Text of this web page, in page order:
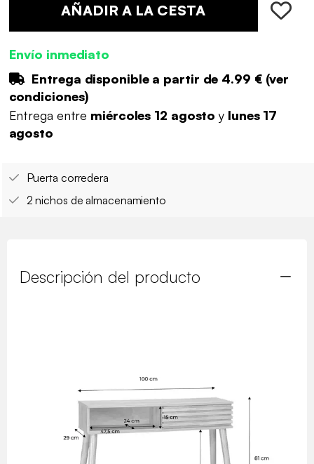
AÑADIR A LA CESTA
Envío inmediato
Entrega disponible a partir de 4.99 €(ver
condiciones)
Entrega entre miércoles 12 agostoy lunes 17
agosto
Puerta corredera
2 nichos de almacenamiento
Descripción del producto